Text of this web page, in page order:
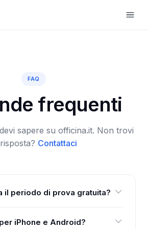
Apri
FAQ
frequenti
sapere su officina.it. Non trovi
Contattaci
il periodo di prova gratuita?
automatico. Alla fine decidi
iPhone e Android?